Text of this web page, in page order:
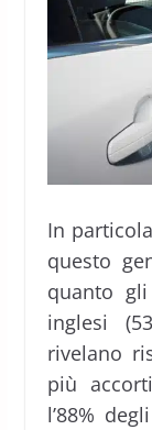
In
questo
quanto
inglesi
rivelano
più
l’88%